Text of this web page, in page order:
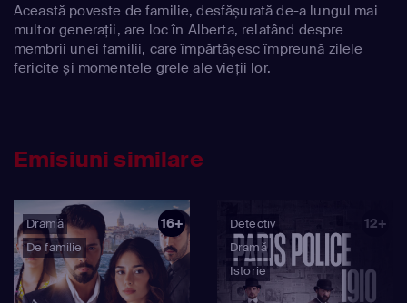
Această poveste de familie, desfășurată de-a lungul mai
multor generații, are loc în Alberta, relatând despre
membrii unei familii, care împărtășesc împreună zilele
fericite și momentele grele ale vieții lor.
Emisiuni similare
Dramă
De familie
16+
Detectiv
Dramă
Istorie
12+